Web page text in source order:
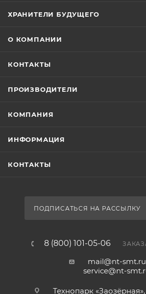
ХРАНИТЕЛИ БУДУЩЕГО
О КОМПАНИИ
КОНТАКТЫ
ПРОИЗВОДИТЕЛИ
КОМПАНИЯ
ИНФОРМАЦИЯ
КОНТАКТЫ
ПОДПИСАТЬСЯ НА РАССЫЛКУ
8 (800) 101-05-06
mail@nt-smt.ru
service@nt-
Технопарк «Заозёрная»,